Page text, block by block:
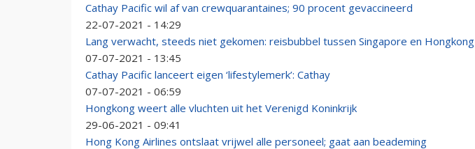
Cathay Pacific wil af van crewquarantaines; 90 procent gevaccineerd
22-07-2021 - 14:29
Lang verwacht, steeds niet gekomen: reisbubbel tussen Singapore en Hongkong
07-07-2021 - 13:45
Cathay Pacific lanceert eigen ‘lifestylemerk’: Cathay
07-07-2021 - 06:59
Hongkong weert alle vluchten uit het Verenigd Koninkrijk
29-06-2021 - 09:41
Hong Kong Airlines ontslaat vrijwel alle personeel; gaat aan beademing